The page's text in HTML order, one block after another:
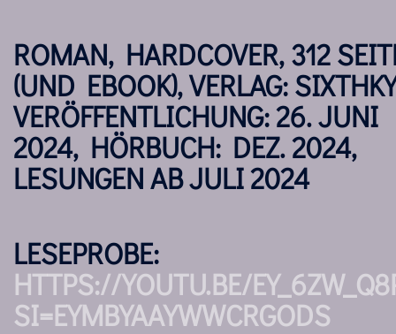
ROMAN, HARDCOVER, 312
(UND EBOOK), VERLAG:
VERÖFFENTLICHUNG: 26. JUNI
2024, HÖRBUCH: DEZ. 2024,
LESUNGEN AB JULI 2024
LESEPROBE:
HTTPS://YOUTU.BE/
SI=EYMBYAAYWWCRGODS